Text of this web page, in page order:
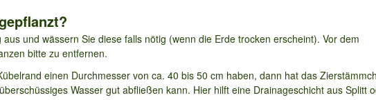
und wässern Sie diese falls nötig (wenn die Erde trocken erscheint). Vor dem
bitte zu entfernen.
einen Durchmesser von ca. 40 bis 50 cm haben, dann hat das
Wasser gut abfließen kann. Hier hilft eine Drainageschicht aus Splitt